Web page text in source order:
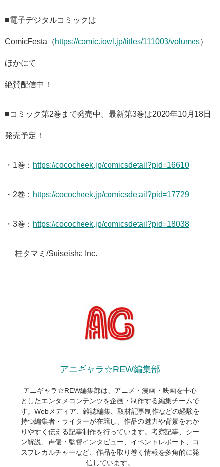
■電子デジタルコミックは
ComicFesta（ https://comic.iowl.jp/titles/111003/volumes）
ほかにて
絶賛配信中！
■コミック第2巻まで発売中。最新第3巻は2020年10月18日
発売予定！
・1巻： https://cococheek.jp/comicsdetail?pid=16610
・2巻： https://cococheek.jp/comicsdetail?pid=17729
・3巻： https://cococheek.jp/comicsdetail?pid=18038
© 桂タマミ/Suiseisha Inc.
アニギャラ☆REW編集部
アニギャラ☆REW編集部は、アニメ・漫画・映画を中心
としたエンタメコンテンツを企画・制作する編集チームで
す。Webメディア、雑誌編集、取材記事制作などの経験を
持つ編集者・ライターが在籍し、作品の魅力や背景をわか
りやすく伝える記事制作を行っています。考察記事、シー
ン解説、声優・監督インタビュー、イベントレポート、コ
スプレカルチャーなど、作品を取り巻く情報を多角的に発
信しています。